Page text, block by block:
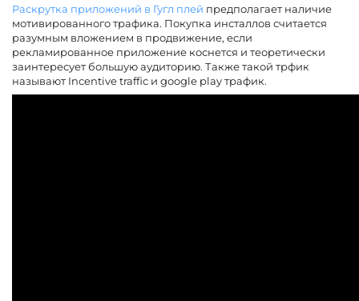
Раскрутка приложений в Гугл плей предполагает наличие
мотивированного трафика. Покупка инсталлов считается
разумным вложением в продвижение, если
рекламированное приложение коснется и теоретически
заинтересует большую аудиторию. Также такой трфик
называют Incentive traffic и google play трафик.